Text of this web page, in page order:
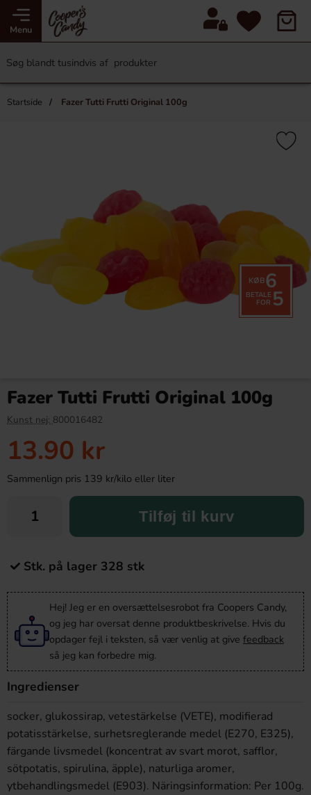
Menu
Startside Fazer Tutti Frutti Original 100g
KØB6
BETALE
FOR 5
Fazer Tutti Frutti Original 100g
Kunst nej: 800016482
13.90 kr
Sammenlign pris 139 kr/kilo eller liter
Tilføj til kurv
Stk. på lager 328 stk
Hej! Jeg er en oversættelsesrobot fra Coopers Candy,
og jeg har oversat denne produktbeskrivelse. Hvis du
opdager fejl i teksten, så vær venlig at give feedback
så jeg kan forbedre mig.
Ingredienser
socker, glukossirap, vetestärkelse (VETE), modifierad
potatisstärkelse, surhetsreglerande medel (E270, E325),
färgande livsmedel (koncentrat av svart morot, safflor,
sötpotatis, spirulina, äpple), naturliga aromer,
ytbehandlingsmedel (E903). Näringsinformation: Per 100g.